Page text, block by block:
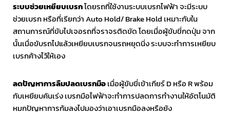
ระบบช่วยเหยียบเบรกโดยรถที่ใช้งานระบบเบรกไฟฟ้า จะมีระบบ
ช่วยเบรก หรือที่เรียกว่า Auto Hold/ Brake Hold เหมาะกับใน
สถานการณ์ที่ขับไปเจอรถที่จราจรติดขัด โดยเมื่อผู้ขับขี่กดปุ่ม จาก
นั้นเมื่อขับรถไปแล้วเหยียบเบรกจนรถหยุดนิ่ง ระบบจะทำการเหยียบ
เบรกค้างไว้ให้เอง
ลดปัญหาการลืมปลดเบรกมือเมื่อผู้ขับขี่เข้าเกียร์ D หรือ R พร้อม
กับเหยียบคันเร่ง เบรกมือไฟฟ้าจะทำการปลดการทำงานให้อัตโนมัติ
หมกปัญหาการก้มลงไปมองว่าเอาเบรกมือลงหรือยัง